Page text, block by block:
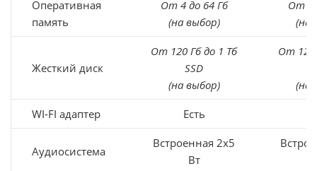
Оперативная
память
От 4 до 64 Гб
(на выбор)
От 4
(на
Жесткий диск
От 120 Гб до 1 Тб
SSD
(на выбор)
От 120
(на
WI-FI адаптер Есть
Аудиосистема
Встроенная 2х5
Вт